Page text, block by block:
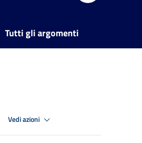
Tutti gli argomenti
Vedi azioni